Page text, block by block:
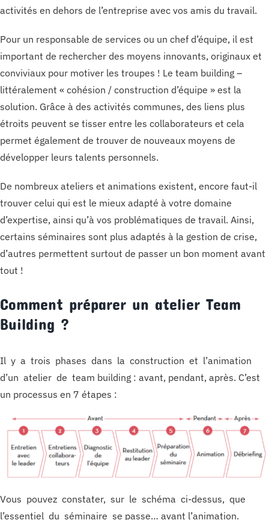
activités en dehors de l’entreprise avec vos amis du travail.
Pour un responsable de services ou un chef d’équipe, il est
important de rechercher des moyens innovants, originaux et
conviviaux pour motiver les troupes ! Le team building –
littéralement « cohésion / construction d’équipe » est la
solution. Grâce à des activités communes, des liens plus
étroits peuvent se tisser entre les collaborateurs et cela
permet également de trouver de nouveaux moyens de
développer leurs talents personnels.
De nombreux ateliers et animations existent, encore faut-il
trouver celui qui est le mieux adapté à votre domaine
d’expertise, ainsi qu’à vos problématiques de travail. Ainsi,
certains séminaires sont plus adaptés à la gestion de crise,
d’autres permettent surtout de passer un bon moment avant
tout !
Comment préparer un atelier Team
Building ?
Il y a trois phases dans la construction et l’animation
d’un atelier de team building : avant, pendant, après. C’est
un processus en 7 étapes :
Vous pouvez constater, sur le schéma ci-dessus, que
l’essentiel du séminaire se passe… avant l’animation.